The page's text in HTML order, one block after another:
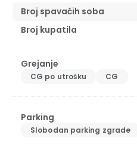
Broj spavaćih soba
Broj kupatila
Grejanje
CG po utrošku CG
Parking
Slobodan parking zgrade